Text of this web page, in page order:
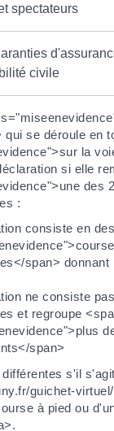
spectateurs
civile
se déroule en
la
si elle
des
:
consiste en
span> donnant
ne consiste
et regroupe
span>
s'il
guichet-
à pied ou